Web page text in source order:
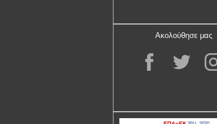
Ακολούθησε μας